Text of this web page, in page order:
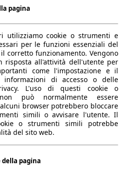
-
5
-
-
1500 kg
335 l
g/km (komb.)
l/100km
l/100km
4.0 l/100km
pagina
utilizziamo cookie o strumenti e
per le funzioni essenziali del
corretto funzionamento. Vengono
risposta all'attività dell'utente per
come l'impostazione e il
informazioni di accesso o delle
L'uso di questi cookie o
può normalmente essere
browser potrebbero bloccare
simili o avvisare l'utente. Il
o strumenti simili potrebbe
del sito web.
pagina